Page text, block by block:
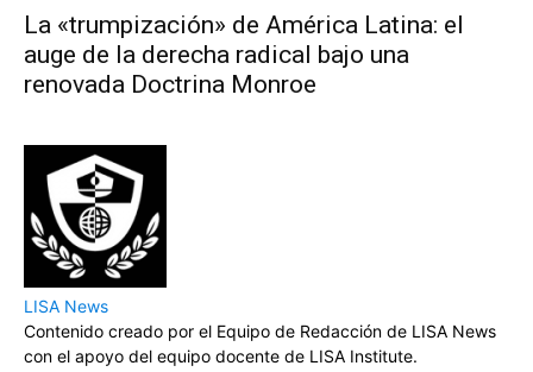
La «trumpización» de América Latina: el
auge de la derecha radical bajo una
renovada Doctrina Monroe
LISA News
Contenido creado por el Equipo de Redacción de LISA News
con el apoyo del equipo docente de LISA Institute.